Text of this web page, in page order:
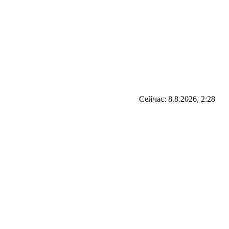
Сейчас: 8.8.2026, 2:28